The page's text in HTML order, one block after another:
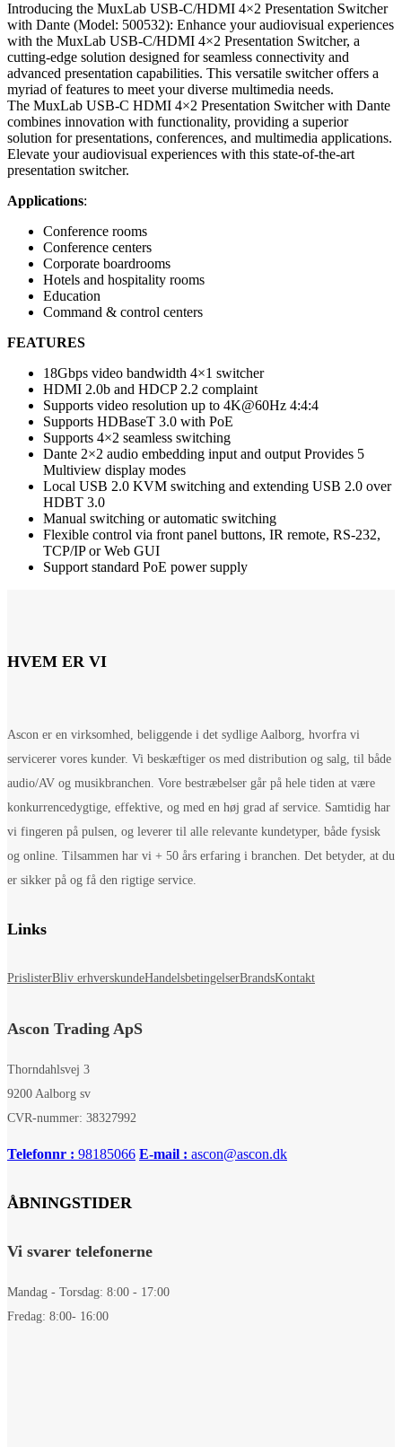
Introducing the MuxLab USB-C/HDMI 4×2 Presentation Switcher
with Dante (Model: 500532): Enhance your audiovisual experiences
with the MuxLab USB-C/HDMI 4×2 Presentation Switcher, a
cutting-edge solution designed for seamless connectivity and
advanced presentation capabilities. This versatile switcher offers a
myriad of features to meet your diverse multimedia needs.
The MuxLab USB-C HDMI 4×2 Presentation Switcher with Dante
combines innovation with functionality, providing a superior
solution for presentations, conferences, and multimedia applications.
Elevate your audiovisual experiences with this state-of-the-art
presentation switcher.
Applications:
Conference rooms
Conference centers
Corporate boardrooms
Hotels and hospitality rooms
Education
Command & control centers
FEATURES
18Gbps video bandwidth 4×1 switcher
HDMI 2.0b and HDCP 2.2 complaint
Supports video resolution up to 4K@60Hz 4:4:4
Supports HDBaseT 3.0 with PoE
Supports 4×2 seamless switching
Dante 2×2 audio embedding input and output Provides 5
Multiview display modes
Local USB 2.0 KVM switching and extending USB 2.0 over
HDBT 3.0
Manual switching or automatic switching
Flexible control via front panel buttons, IR remote, RS-232,
TCP/IP or Web GUI
Support standard PoE power supply
HVEM ER VI
Ascon er en virksomhed, beliggende i det sydlige Aalborg, hvorfra vi
servicerer vores kunder. Vi beskæftiger os med distribution og salg, til både
audio/AV og musikbranchen. Vore bestræbelser går på hele tiden at være
konkurrencedygtige, effektive, og med en høj grad af service. Samtidig har
vi fingeren på pulsen, og leverer til alle relevante kundetyper, både fysisk
og online. Tilsammen har vi + 50 års erfaring i branchen. Det betyder, at du
er sikker på og få den rigtige service.
Links
PrislisterBliv erhverskundeHandelsbetingelserBrandsKontakt
Ascon Trading ApS
Thorndahlsvej 3
9200 Aalborg sv
CVR-nummer: 38327992
Telefonnr : 98185066 E-mail : ascon@ascon.dk
ÅBNINGSTIDER
Vi svarer telefonerne
Mandag - Torsdag: 8:00 - 17:00
Fredag: 8:00- 16:00